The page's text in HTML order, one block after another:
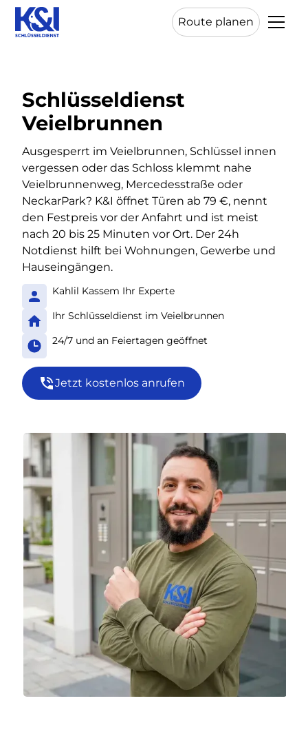
Route planen
Schlüsseldienst
Veielbrunnen
Ausgesperrt im Veielbrunnen, Schlüssel innen
vergessen oder das Schloss klemmt nahe
Veielbrunnenweg, Mercedesstraße oder
NeckarPark? K&I öffnet Türen ab 79 €, nennt
den Festpreis vor der Anfahrt und ist meist
nach 20 bis 25 Minuten vor Ort. Der 24h
Notdienst hilft bei Wohnungen, Gewerbe und
Hauseingängen.
Kahlil Kassem Ihr Experte
Ihr Schlüsseldienst im Veielbrunnen
24/7 und an Feiertagen geöffnet
Jetzt kostenlos anrufen